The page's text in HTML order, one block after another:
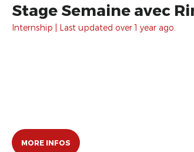
Stage Semaine avec
Internship | Last updated over 1 year ago.
MORE INFOS